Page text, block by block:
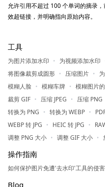
允许引用不超过 100 个单词的摘录
效超链接，并明确指向原始内容。
工具
为图片添加水印 为视频添加水印
将图像裁剪成圆形
压缩图片
模糊人脸
模糊车牌 模糊图片
裁剪 GIF
压缩 JPEG 压缩 PNG
转换为 PNG
转换为 WEBP
WEBP 转 JPG
HEIC 转 JPG
调整 PNG 大小
调整 GIF 大小
操作指南
如何保护图片免遭'去水印'工具的侵害
Blog